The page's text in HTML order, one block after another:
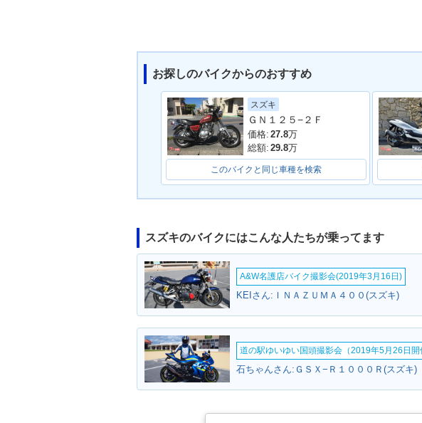
お探しのバイクからのおすすめ
スズキ
ＧＮ１２５−２Ｆ
価格: 27.8万
総額: 29.8万
このバイクと同じ車種を検索
スズキのバイクにはこんな人たちが乗ってます
A&W名護店バイク撮影会(2019年3月16日)
KEIさん:ＩＮＡＺＵＭＡ４００(スズキ)
道の駅ゆいゆい国頭撮影会（2019年5月26日開
石ちゃんさん:ＧＳＸ−Ｒ１０００Ｒ(スズキ)